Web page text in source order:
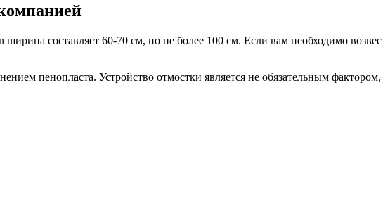
составляет 60-70 см, но не более 100 см. Если вам необходимо
пенопласта. Устройство отмостки является не обязательным